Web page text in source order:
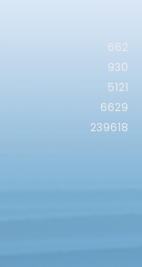
662
930
5121
6629
239618